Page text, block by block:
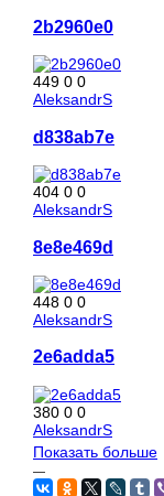
2b2960e0
449 0 0
AleksandrS
d838ab7e
404 0 0
AleksandrS
8e8e469d
448 0 0
AleksandrS
2e6adda5
380 0 0
AleksandrS
Показать больше
—